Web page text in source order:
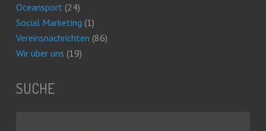
Oceansport(24)
Social Marketing (1)
Vereinsnachrichten (86)
Wir über uns (19)
SUCHE